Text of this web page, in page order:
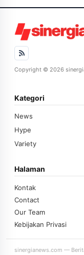
Copyright © 2026
Kategori
News
Hype
Variety
Halaman
Kontak
Contact
Our Team
Kebijakan Privasi
sinergianews.com —